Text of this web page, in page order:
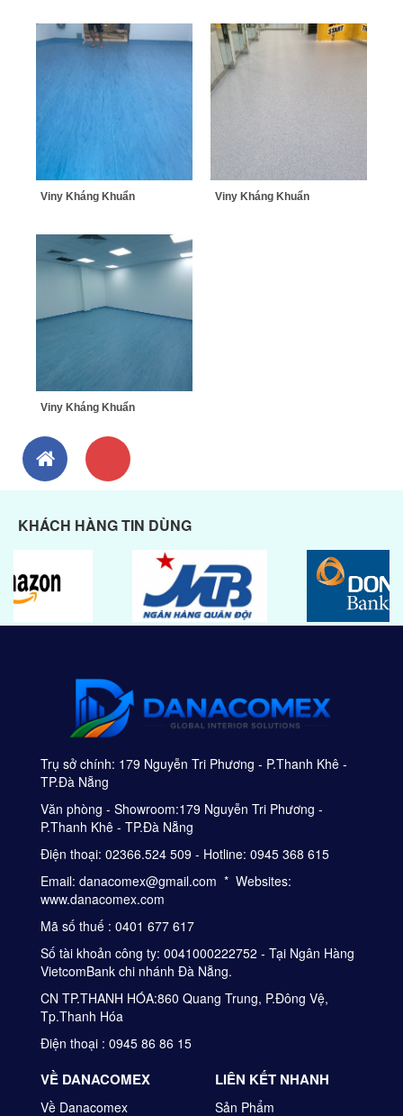
Viny Kháng Khuẩn Viny Kháng Khuẩn
Viny Kháng Khuẩn
KHÁCH HÀNG TIN DÙNG
Trụ sở chính: 179 Nguyễn Tri Phương - P.Thanh Khê -
TP.Đà Nẵng
Văn phòng - Showroom:179 Nguyễn Tri Phương -
P.Thanh Khê - TP.Đà Nẵng
Điện thoại: 02366.524 509 - Hotline: 0945 368 615
Email: danacomex@gmail.com * Websites:
www.danacomex.com
Mã số thuế : 0401 677 617
Số tài khoản công ty: 0041000222752 - Tại Ngân Hàng
VietcomBank chi nhánh Đà Nẵng.
CN TP.THANH HÓA:860 Quang Trung, P.Đông Vệ,
Tp.Thanh Hóa
Điện thoại : 0945 86 86 15
VỀ DANACOMEX
Về Danacomex
LIÊN KẾT NHANH
Sản Phẩm